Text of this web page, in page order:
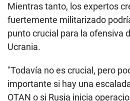
Mientras tanto, los expertos
fuertemente militarizado
punto crucial para la ofensiva
Ucrania.
"Todavía no es crucial, pero
importante si hay una
OTAN o si Rusia inicia